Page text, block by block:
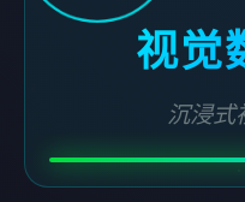
视觉
沉浸式